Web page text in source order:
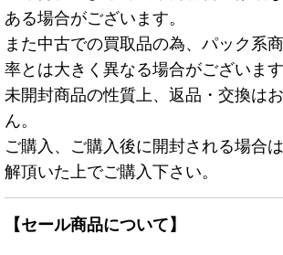
ある場合がございます。
また中古での買取品の為、パック系
率とは大きく異なる場合がございます
未開封商品の性質上、返品・交換は
ん。
ご購入、ご購入後に開封される場合
解頂いた上でご購入下さい。
【セール商品について】